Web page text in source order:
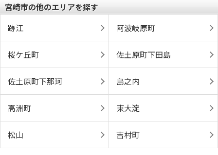
宮崎市の他のエリアを探す
跡江
阿波岐原町
桜ケ丘町 佐土原町下田島
佐土原町下那珂 島之内
高洲町 東大淀
松山 吉村町